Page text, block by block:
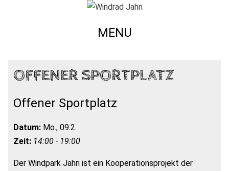
MENU
OFFENER SPORTPLATZ
Offener Sportplatz
Datum: Mo., 09.2.
Zeit: 14:00 - 19:00
Der Windpark Jahn ist ein Kooperationsprojekt der